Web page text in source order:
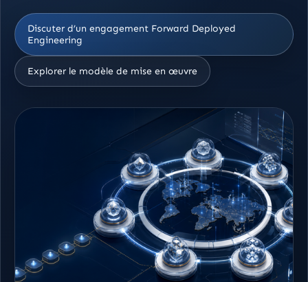
Discuter d’un engagement Forward Deployed
Engineering
Explorer le modèle de mise en œuvre